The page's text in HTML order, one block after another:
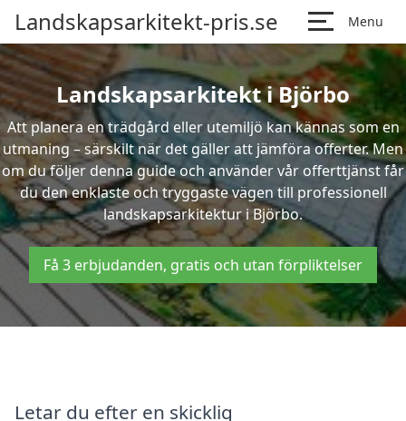
Landskapsarkitekt-pris.se Menu
Landskapsarkitekt i Björbo
Att planera en trädgård eller utemiljö kan kännas som en
utmaning – särskilt när det gäller att jämföra offerter. Men
om du följer denna guide och använder vår offerttjänst får
du den enklaste och tryggaste vägen till professionell
landskapsarkitektur i Björbo.
Få 3 erbjudanden, gratis och utan förpliktelser
Letar du efter en skicklig